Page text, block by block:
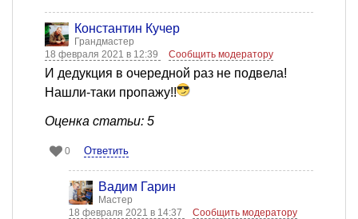
Константин Кучер
Грандмастер
18 февраля 2021 в 12:39
Сообщить модератору
И дедукция в очередной раз не подвела!
Нашли-таки пропажу!!
Оценка статьи: 5
0 Ответить
Вадим Гарин
Мастер
18 февраля 2021 в 14:37
Сообщить модератору